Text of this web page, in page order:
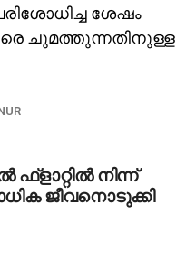
ശേഷം
ചുമത്തുന്നതിനുള്ള
നിന്ന്
ജീവനൊടുക്കി